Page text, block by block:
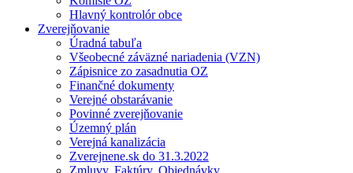
Hlavný kontrolór obce
Zverejňovanie
Úradná tabuľa
Všeobecné záväzné nariadenia (VZN)
Zápisnice zo zasadnutia OZ
Finančné dokumenty
Verejné obstarávanie
Povinné zverejňovanie
Územný plán
Verejná kanalizácia
Zverejnene.sk do 31.3.2022
Zmluvy, Faktúry, Objednávky